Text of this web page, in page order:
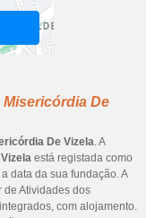
Misericórdia De
De Vizela. A
está registada como
data da sua fundação. A
de Atividades dos
com alojamento.